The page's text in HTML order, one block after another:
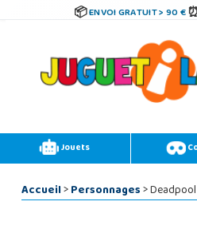
ENVOI GRATUIT > 90 €
Jouets
Accueil>Personnages> Deadpool